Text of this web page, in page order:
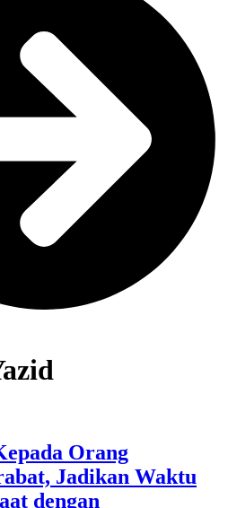
Orang
Jadikan Waktu
dengan